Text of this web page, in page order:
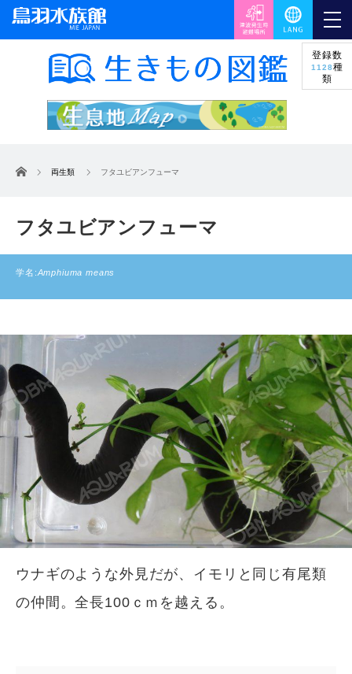
登録数
1128種
類
ホーム 両生類 フタユビアンフューマ
フタユビアンフューマ
学名:Amphiuma means
ウナギのような外見だが、イモリと同じ有尾類
の仲間。全長100ｃｍを越える。